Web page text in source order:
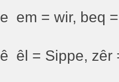
e em = wir, beq
ê êl = Sippe, zêr